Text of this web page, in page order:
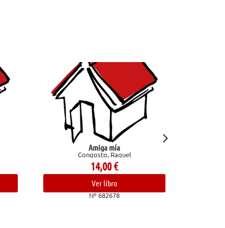
Confesiones de un chef. Aventuras en el
trasfondo de la cocina
Bourdain, Anthony
24,00€
Ver libro